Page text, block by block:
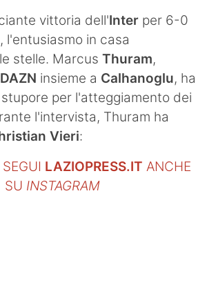
vittoria dell'Inter per 6-0
, l'entusiasmo in casa
stelle. Marcus Thuram,
DAZN insieme a Calhanoglu, ha
per l'atteggiamento dei
l'intervista, Thuram ha
Vieri:
LAZIOPRESS.IT ANCHE
SU INSTAGRAM